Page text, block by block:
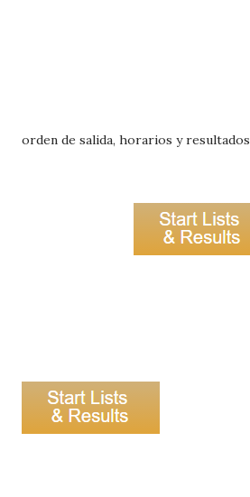
orden de salida, horarios y resultados